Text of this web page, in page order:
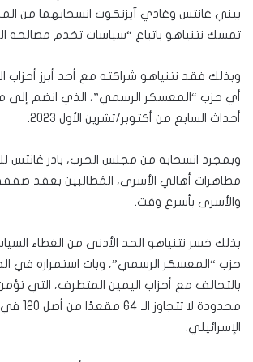
بيني غانتس وغادي آيزنكوت انسحابهما من
تمسك نتنياهو باتباع “سياسات تخدم مصالحه
وبذلك فقد نتنياهو شراكته مع أحد أبرز أحزاب
أي حزب “المعسكر الرسمي”، الذي انضم إلى
أحداث السابع من أكتوبر/تشرين الأول 2023.
وبمجرد انسحابه من مجلس الحرب، بادر غانتس
مظاهرات أهالي الأسرى، المُطالبين بعقد
والأسرى بأسرع وقت.
بذلك خسر نتنياهو الحد الأدنى من الغطاء
حزب “المعسكر الرسمي”، وبات استمراره في
بالتحالف مع أحزاب اليمين المتطرف، التي
محدودة لا
الإسرائيلي.